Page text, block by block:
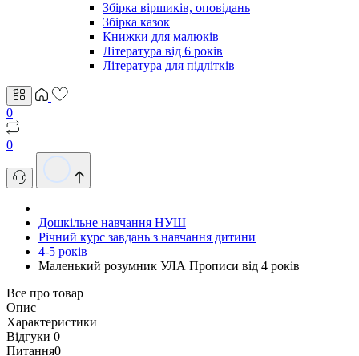
Збірка віршиків, оповідань
Збірка казок
Книжки для малюків
Література від 6 років
Література для підлітків
0
0
Дошкільне навчання НУШ
Річний курс завдань з навчання дитини
4-5 років
Маленький розумник УЛА Прописи від 4 років
Все про товар
Опис
Характеристики
Відгуки 0
Питання0